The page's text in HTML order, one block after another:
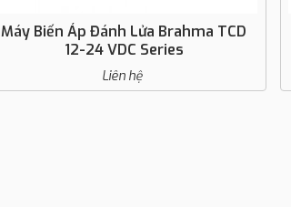
Máy Biến Áp Đánh Lửa Brahma TCD
12-24 VDC Series
Liên hệ